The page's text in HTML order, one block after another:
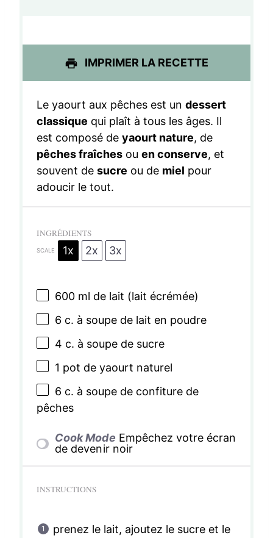
e
s
e
s
e
s
e
s
e
IMPRIMER LA RECETTE
Le yaourt aux pêches est undessert
classique qui plaît à tous les âges. Il
est composé de yaourt nature, de
pêches fraîchesou en conserve, et
souvent de sucre ou de miel pour
adoucir le tout.
INGRÉDIENTS
SCALE 1x 2x 3x
600ml de lait (lait écrémée)
6 c. à soupe de lait en poudre
4 c. à soupe de sucre
1 pot de yaourt naturel
6 c. à soupe de confiture de
pêches
Cook Mode Empêchez votre écran
de devenir noir
INSTRUCTIONS
prenez le lait, ajoutez le sucre et le